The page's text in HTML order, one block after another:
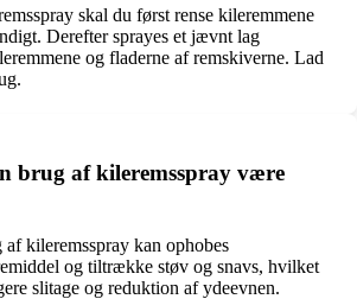
skal du først rense kileremmene
Derefter sprayes et jævnt lag
og fladerne af remskiverne. Lad
brug af kileremsspray være
af kileremsspray kan ophobes
og tiltrække støv og snavs, hvilket
slitage og reduktion af ydeevnen.